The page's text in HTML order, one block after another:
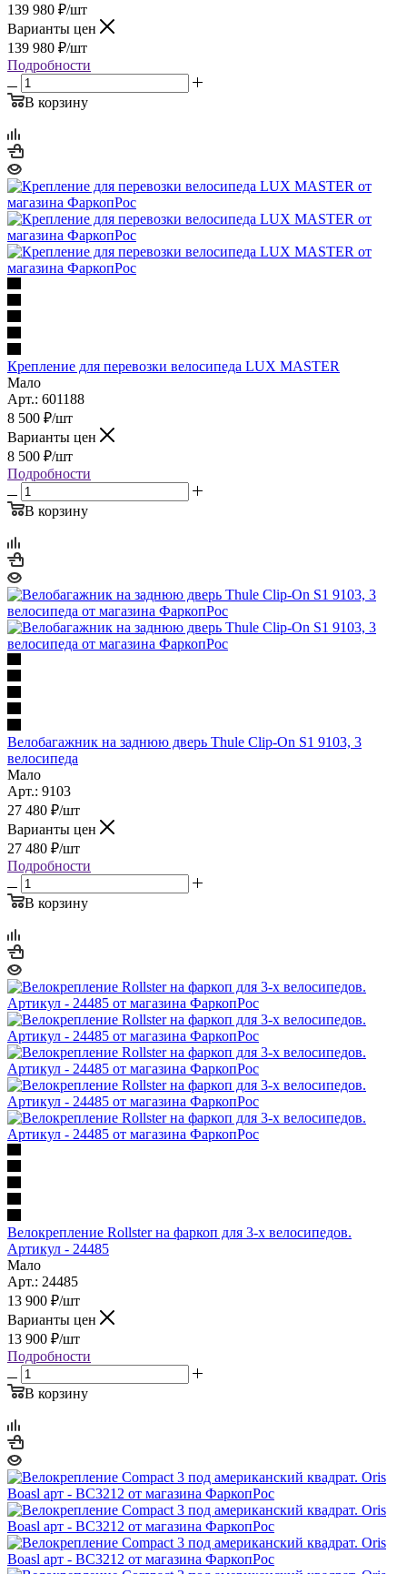
139 980 ₽/шт
Варианты цен
139 980 ₽/шт
Подробности
В корзину
Крепление для перевозки велосипеда LUX MASTER
Мало
Арт.: 601188
8 500 ₽/шт
Варианты цен
8 500 ₽/шт
Подробности
В корзину
Велобагажник на заднюю дверь Thule Clip-On S1 9103, 3
велосипеда
Мало
Арт.: 9103
27 480 ₽/шт
Варианты цен
27 480 ₽/шт
Подробности
В корзину
Велокрепление Rollster на фаркоп для 3-х велосипедов.
Артикул - 24485
Мало
Арт.: 24485
13 900 ₽/шт
Варианты цен
13 900 ₽/шт
Подробности
В корзину